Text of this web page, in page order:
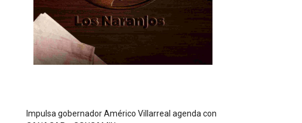
Impulsa gobernador Américo Villarreal agenda con